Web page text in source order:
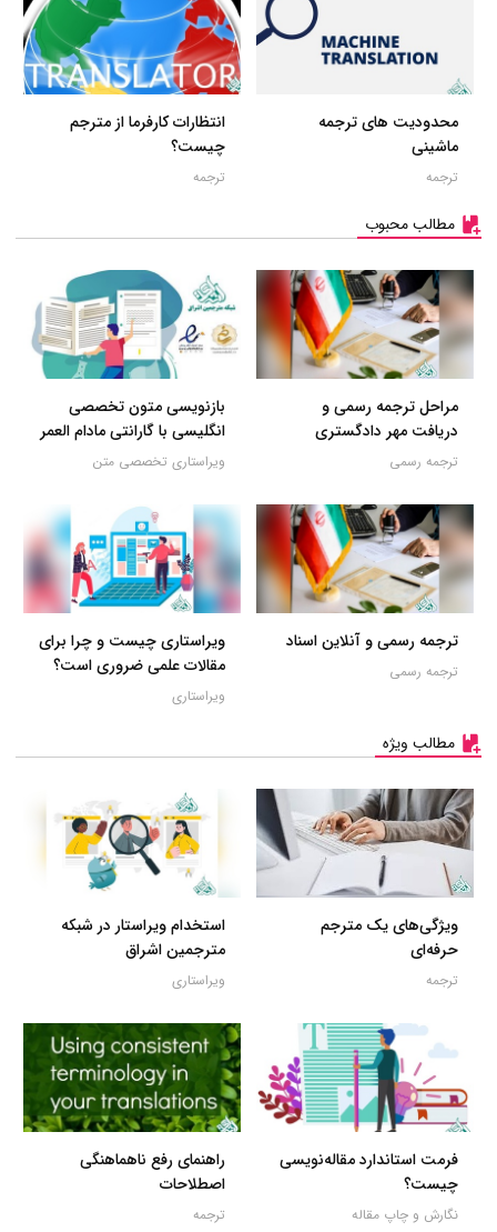
محدودیت های ترجمه
ماشینی
ترجمه
انتظارات کارفرما از مترجم
چیست؟
ترجمه
مطالب محبوب
مراحل ترجمه رسمی و
دریافت مهر دادگستری
ترجمه رسمی
بازنویسی متون تخصصی
انگلیسی با گارانتی مادام العمر
ویراستاری تخصصی متن
ترجمه رسمی و آنلاین اسناد
ترجمه رسمی
ویراستاری چیست و چرا برای
مقالات علمی ضروری است؟
ویراستاری
مطالب ویژه
ویژگی‌های یک مترجم
حرفه‌ای
ترجمه
استخدام ویراستار در شبکه
مترجمین اشراق
ویراستاری
فرمت استاندارد مقاله‌نویسی
چیست؟
نگارش و چاپ مقاله
راهنمای رفع ناهماهنگی
اصطلاحات
ترجمه